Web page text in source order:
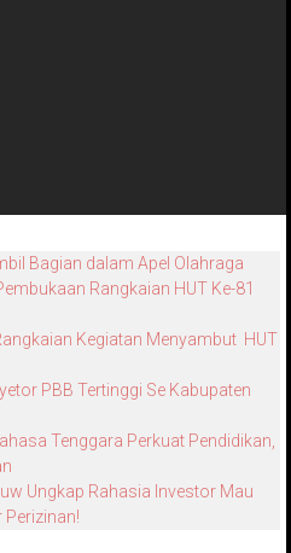
Bagian dalam Apel Olahraga
Rangkaian HUT Ke-81
Kegiatan Menyambut HUT
PBB Tertinggi Se Kabupaten
Tenggara Perkuat Pendidikan,
Ungkap Rahasia Investor Mau